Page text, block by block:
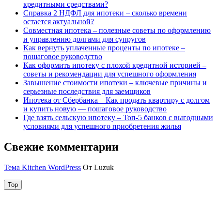
кредитными средствами?
Справка 2 НДФЛ для ипотеки – сколько времени
остается актуальной?
Совместная ипотека – полезные советы по оформлению
и управлению долгами для супругов
Как вернуть уплаченные проценты по ипотеке –
пошаговое руководство
Как оформить ипотеку с плохой кредитной историей –
советы и рекомендации для успешного оформления
Завышение стоимости ипотеки – ключевые причины и
серьезные последствия для заемщиков
Ипотека от Сбербанка – Как продать квартиру с долгом
и купить новую — пошаговое руководство
Где взять сельскую ипотеку – Топ-5 банков с выгодными
условиями для успешного приобретения жилья
Свежие комментарии
Тема Kitchen WordPress От Luzuk
Top